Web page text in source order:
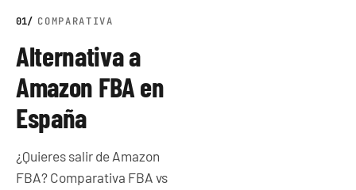
COMPARATIVA
Alternativa a
Amazon FBA en
España
¿Quieres salir de Amazon
FBA? Comparativa FBA vs